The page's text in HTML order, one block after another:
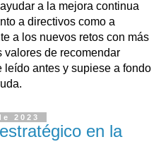
a la mejora continua
a directivos como a
a los nuevos retos con más
valores de recomendar
antes y supiese a fondo
2023
en la